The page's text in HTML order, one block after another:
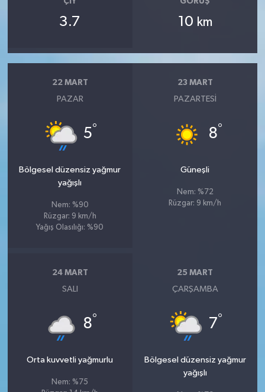
3.7 10 km
22 MART
PAZAR
5°
Bölgesel düzensiz yağmur
yağışlı
Nem: %90
Rüzgar: 9 km/h
Yağış Olasılığı: %90
23 MART
PAZARTESI
8°
Güneşli
Nem: %72
Rüzgar: 9 km/h
24 MART
SALI
8°
Orta kuvvetli yağmurlu
Nem: %75
25 MART
ÇARŞAMBA
7°
Bölgesel düzensiz yağmur
yağışlı